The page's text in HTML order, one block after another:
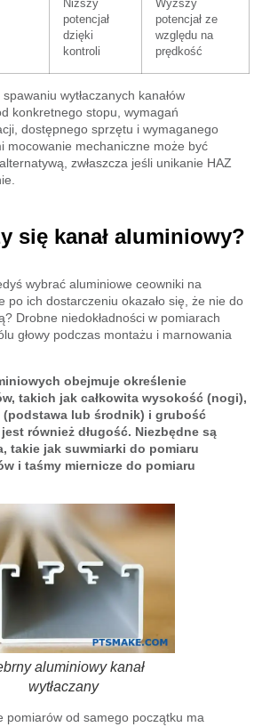
Niższy
potencjał
dzięki
kontroli
Wyższy
potencjał ze
względu na
prędkość
wytłaczanych kanałów
konkretnego stopu, wymagań
dostępnego sprzętu i wymaganego
mocowanie mechaniczne może być
zwłaszcza jeśli unikanie HAZ
się kanał aluminiowy?
wybrać aluminiowe ceowniki na
po ich dostarczeniu okazało się, że nie do
Drobne niedokładności w pomiarach
głowy podczas montażu i marnowania
obejmuje określenie
takich jak całkowita wysokość (nogi),
(podstawa lub środnik) i grubość
również długość. Niezbędne są
takie jak suwmiarki do pomiaru
i taśmy miernicze do pomiaru
aluminiowy kanał
wytłaczany
pomiarów od samego początku ma